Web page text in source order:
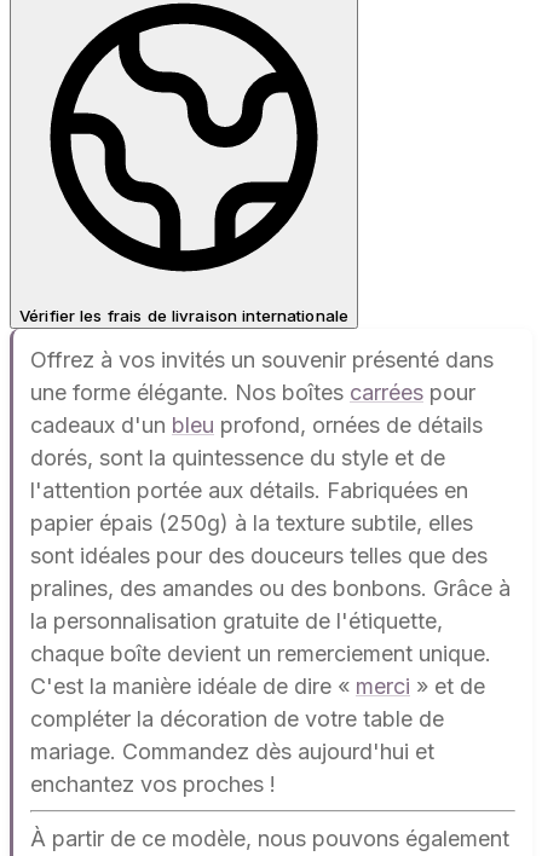
Vérifier les frais de livraison internationale
Offrez à vos invités un souvenir présenté dans
une forme élégante. Nos boîtes carrées pour
cadeaux d'un bleu profond, ornées de détails
dorés, sont la quintessence du style et de
l'attention portée aux détails. Fabriquées en
papier épais (250g) à la texture subtile, elles
sont idéales pour des douceurs telles que des
pralines, des amandes ou des bonbons. Grâce à
la personnalisation gratuite de l'étiquette,
chaque boîte devient un remerciement unique.
C'est la manière idéale de dire « merci » et de
compléter la décoration de votre table de
mariage. Commandez dès aujourd'hui et
enchantez vos proches !
À partir de ce modèle, nous pouvons également